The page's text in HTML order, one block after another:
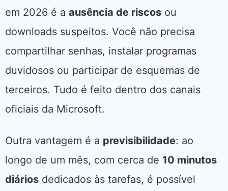
em 2026 é a ausência de riscos ou
downloads suspeitos. Você não precisa
compartilhar senhas, instalar programas
duvidosos ou participar de esquemas de
terceiros. Tudo é feito dentro dos canais
oficiais da Microsoft.
Outra vantagem é a previsibilidade: ao
longo de um mês, com cerca de 10 minutos
diários dedicados às tarefas, é possível